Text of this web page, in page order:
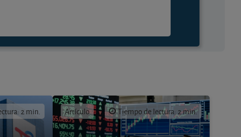
2 min. Artículo Tiempo de lectura: 2 min.